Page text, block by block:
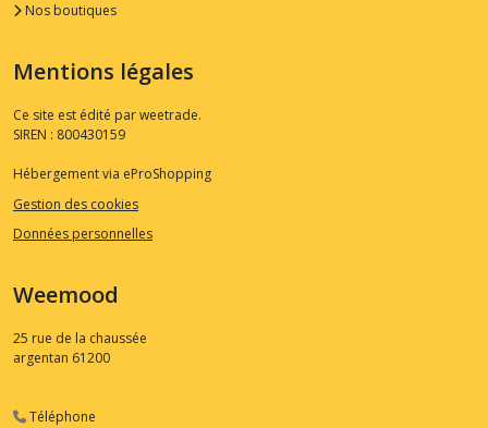
Nos boutiques
Mentions légales
Ce site est édité par weetrade.
SIREN : 800430159
Hébergement via eProShopping
Gestion des cookies
Données personnelles
Weemood
25 rue de la chaussée
argentan 61200
Téléphone